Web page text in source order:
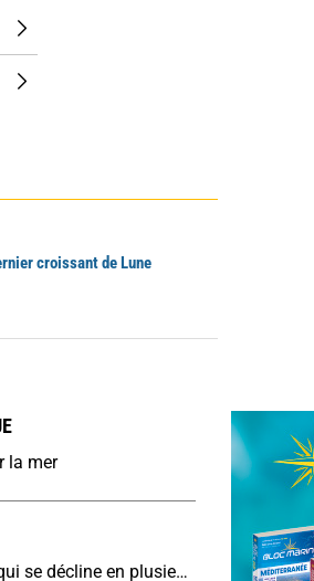
croissant de Lune
la mer
MERCURY 250 CV : un moteur qui se décline en plusieurs versions suivant l’utilisation